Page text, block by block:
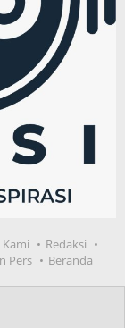
Redaksi
Pers Beranda